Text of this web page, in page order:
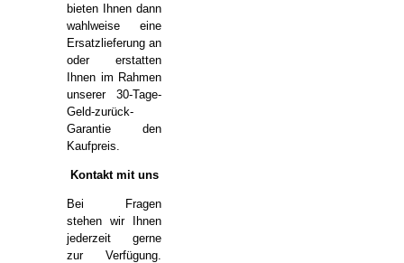
bieten Ihnen dann
wahlweise eine
Ersatzlieferung an
oder erstatten
Ihnen im Rahmen
unserer 30-Tage-
Geld-zurück-
Garantie den
Kaufpreis.
Kontakt mit uns
Bei Fragen
stehen wir Ihnen
jederzeit gerne
zur Verfügung.